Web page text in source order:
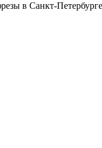
в Санкт-Петербурге